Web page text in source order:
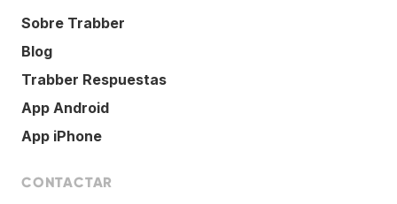
Sobre Trabber
Blog
Trabber Respuestas
App Android
App iPhone
CONTACTAR